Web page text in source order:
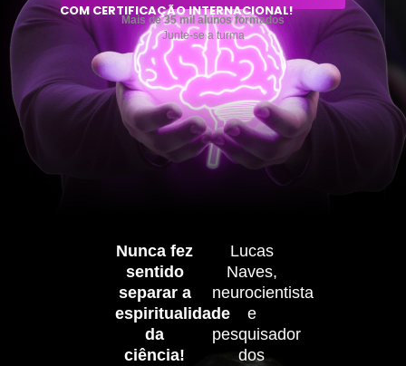
COM CERTIFICAÇÃO INTERNACIONAL!
Mais de 35 mil alunos formados
Junte-se a turma
Nunca fez
sentido
separar a
espiritualidade
da
ciência!
Lucas
Naves,
neurocientista
e
pesquisador
dos